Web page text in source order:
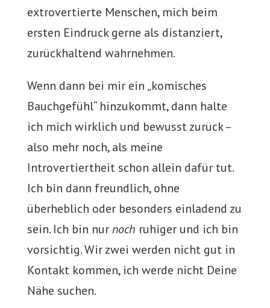
extrovertierte Menschen, mich beim
ersten Eindruck gerne als distanziert,
zurückhaltend wahrnehmen.
Wenn dann bei mir ein „komisches
Bauchgefühl“ hinzukommt, dann halte
ich mich wirklich und bewusst zurück –
also mehr noch, als meine
Introvertiertheit schon allein dafür tut.
Ich bin dann freundlich, ohne
überheblich oder besonders einladend zu
sein. Ich bin nurnoch ruhiger und ich bin
vorsichtig. Wir zwei werden nicht gut in
Kontakt kommen, ich werde nicht Deine
Nähe suchen.